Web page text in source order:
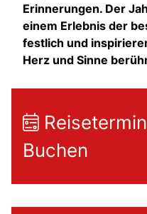
Erinnerungen. Der
einem Erlebnis der
festlich und
Herz und Sinne
Buchen